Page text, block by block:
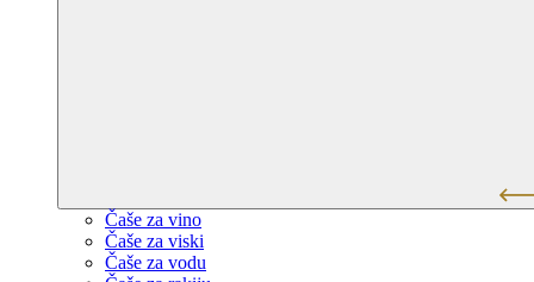
Čaše za vino
Čaše za viski
Čaše za vodu